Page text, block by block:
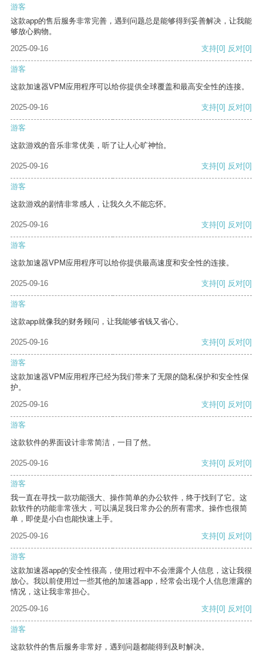
游客
这款app的售后服务非常完善，遇到问题总是能够得到妥善解决，让我能
够放心购物。
2025-09-16
支持[0] 反对[0]
游客
这款加速器VPM应用程序可以给你提供全球覆盖和最高安全性的连接。
2025-09-16 支持[0] 反对[0]
游客
这款游戏的音乐非常优美，听了让人心旷神怡。
2025-09-16 支持[0] 反对[0]
游客
这款游戏的剧情非常感人，让我久久不能忘怀。
2025-09-16 支持[0] 反对[0]
游客
这款加速器VPM应用程序可以给你提供最高速度和安全性的连接。
2025-09-16 支持[0] 反对[0]
游客
这款app就像我的财务顾问，让我能够省钱又省心。
2025-09-16 支持[0] 反对[0]
游客
这款加速器VPM应用程序已经为我们带来了无限的隐私保护和安全性保
护。
2025-09-16
支持[0] 反对[0]
游客
这款软件的界面设计非常简洁，一目了然。
2025-09-16 支持[0] 反对[0]
游客
我一直在寻找一款功能强大、操作简单的办公软件，终于找到了它。这
款软件的功能非常强大，可以满足我日常办公的所有需求。操作也很简
单，即使是小白也能快速上手。
2025-09-16
支持[0] 反对[0]
游客
这款加速器app的安全性很高，使用过程中不会泄露个人信息，这让我很
放心。我以前使用过一些其他的加速器app，经常会出现个人信息泄露的
情况，这让我非常担心。
2025-09-16
支持[0] 反对[0]
游客
这款软件的售后服务非常好，遇到问题都能得到及时解决。